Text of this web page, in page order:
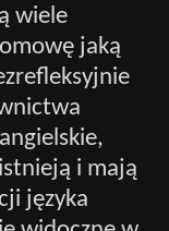
wiele
jaką
i mają
języka